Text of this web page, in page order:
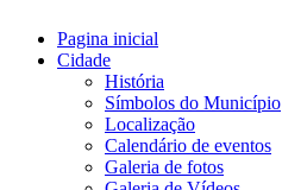
Pagina inicial
Cidade
História
Símbolos do Município
Localização
Calendário de eventos
Galeria de fotos